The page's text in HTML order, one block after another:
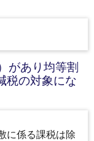
があり均等割
税の対象にな
に係る課税は除